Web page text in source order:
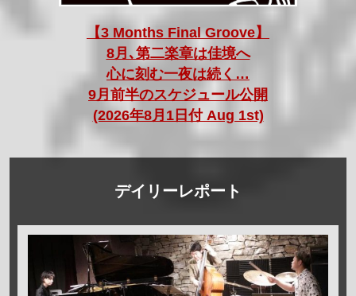
【3 Months Final Groove】
8月､第二楽章は佳境へ
心に刻む一夜は続く…
9月前半のスケジュール公開
(2026年8月1日付 Aug 1st)
デイリーレポート